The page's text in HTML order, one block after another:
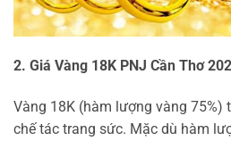
2. Giá Vàng 18K PNJ Cần Thơ
Vàng 18K (hàm lượng vàng
chế tác trang sức. Mặc dù hàm